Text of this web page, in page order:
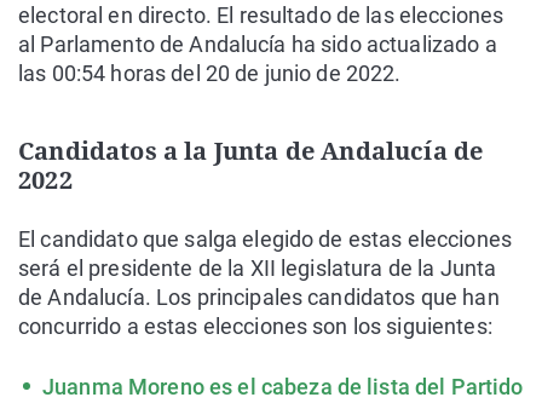
electoral en directo. El resultado de las elecciones
al Parlamento de Andalucía ha sido actualizado a
las 00:54 horas del 20 de junio de 2022.
Candidatos a la Junta de Andalucía de
2022
El candidato que salga elegido de estas elecciones
será el presidente de la XII legislatura de la Junta
de Andalucía. Los principales candidatos que han
concurrido a estas elecciones son los siguientes:
Juanma Moreno es el cabeza de lista del Partido